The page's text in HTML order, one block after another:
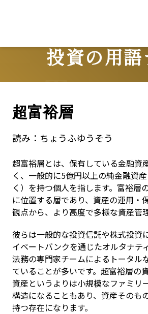
投資の用語
超富裕層
読み： ちょうふゆうそう
超富裕層とは、保有している金融資
く、一般的に5億円以上の純金融資
く）を持つ個人を指します。富裕層
に位置する層であり、資産の運用・
観点から、より高度で多様な資産管
彼らは一般的な投資信託や株式投資
イベートバンクを通じたオルタナテ
法務の専門家チームによるトータル
ていることが多いです。超富裕層の
資産というよりは小規模なファミリ
構造になることもあり、資産そのも
持つ存在になります。